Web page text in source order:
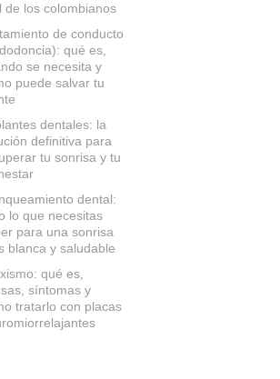
de los colombianos
de conducto
qué es,
se necesita y
puede salvar tu
dentales: la
definitiva para
tu sonrisa y tu
dental:
lo que necesitas
para una sonrisa
blanca y saludable
qué es,
síntomas y
tratarlo con placas